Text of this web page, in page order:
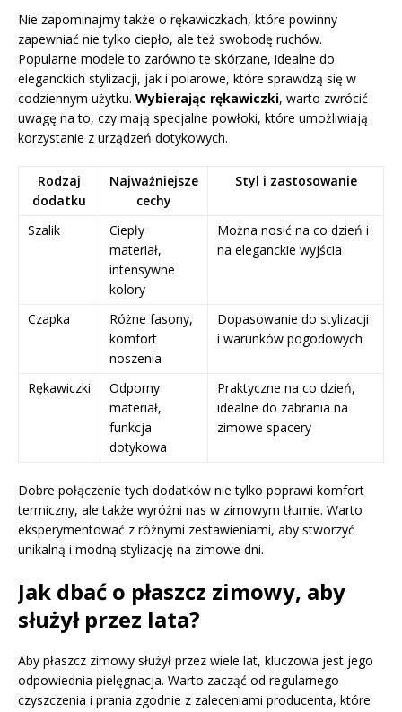
Nie zapominajmy także o rękawiczkach, które powinny
zapewniać nie tylko ciepło, ale też swobodę ruchów.
Popularne modele to zarówno te skórzane, idealne do
eleganckich stylizacji, jak i polarowe, które sprawdzą się w
codziennym użytku. Wybierając rękawiczki, warto zwrócić
uwagę na to, czy mają specjalne powłoki, które umożliwiają
korzystanie z urządzeń dotykowych.
Rodzaj
dodatku
Najważniejsze
cechy
Styl i zastosowanie
Szalik
Ciepły
materiał,
intensywne
kolory
Można nosić na co dzień i
na eleganckie wyjścia
Czapka
Różne fasony,
komfort
noszenia
Dopasowanie do stylizacji
i warunków pogodowych
Rękawiczki
Odporny
materiał,
funkcja
dotykowa
Praktyczne na co dzień,
idealne do zabrania na
zimowe spacery
Dobre połączenie tych dodatków nie tylko poprawi komfort
termiczny, ale także wyróżni nas w zimowym tłumie. Warto
eksperymentować z różnymi zestawieniami, aby stworzyć
unikalną i modną stylizację na zimowe dni.
Jak dbać o płaszcz zimowy, aby
służył przez lata?
Aby płaszcz zimowy służył przez wiele lat, kluczowa jest jego
odpowiednia pielęgnacja. Warto zacząć od regularnego
czyszczenia i prania zgodnie z zaleceniami producenta, które